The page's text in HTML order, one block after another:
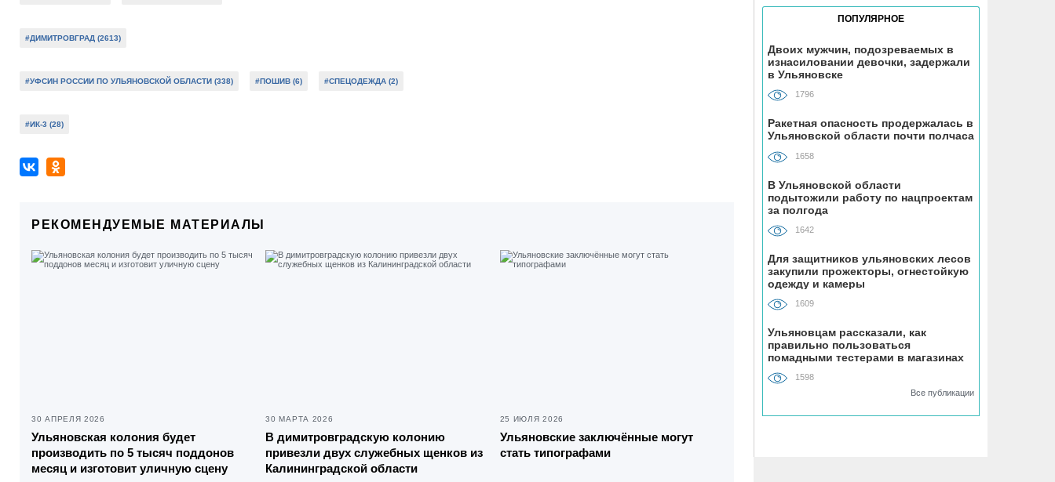
#ДИМИТРОВГРАД (2613)
#УФСИН РОССИИ ПО УЛЬЯНОВСКОЙ ОБЛАСТИ (338) #ПОШИВ (6) #СПЕЦОДЕЖДА (2)
#ИК-3 (28)
РЕКОМЕНДУЕМЫЕ МАТЕРИАЛЫ
30 АПРЕЛЯ 2026
Ульяновская колония будет
производить по 5 тысяч поддонов
месяц и изготовит уличную сцену
30 МАРТА 2026
В димитровградскую колонию
привезли двух служебных щенков из
Калининградской области
25 ИЮЛЯ 2026
Ульяновские заключённые могут
стать типографами
08.08, 15:07
В Госдуме предложили выдавать
животных из приюта
08.08, 12:00
Каждый третий ульяновец
положительно относится к идее
самозанятости
Наше наследие: история первых
«небоскрёбов» Ульяновска
РТРС отмечает своё 25-летие
08.08, 08:00
На ульяновском фестивале «Наше
время» силачи поднимут более 300
ПОПУЛЯРНОЕ
Двоих мужчин, подозреваемых в
изнасиловании девочки, задержали
в Ульяновске
1796
Ракетная опасность продержалась в
Ульяновской области почти полчаса
1658
В Ульяновской области
подытожили работу по нацпроектам
за полгода
1642
Для защитников ульяновских лесов
закупили прожекторы, огнестойкую
одежду и камеры
1609
Ульяновцам рассказали, как
правильно пользоваться
помадными тестерами в магазинах
косметики
1598
Все публикации